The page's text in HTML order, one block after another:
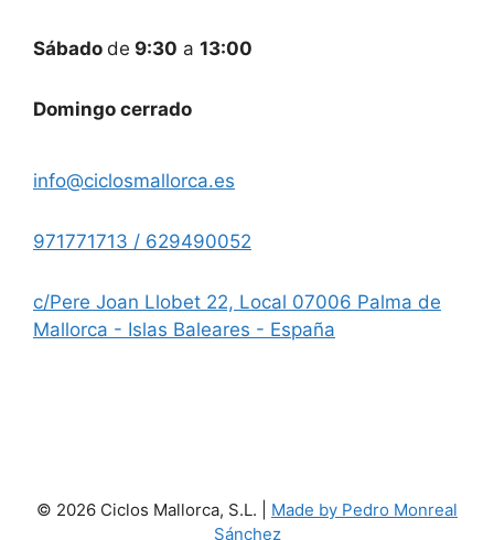
Sábado de 9:30 a 13:00
Domingo cerrado
info@ciclosmallorca.es
971771713 / 629490052
c/Pere Joan Llobet 22, Local 07006 Palma de
Mallorca - Islas Baleares - España
© 2026 Ciclos Mallorca, S.L. | Made by Pedro Monreal
Sánchez